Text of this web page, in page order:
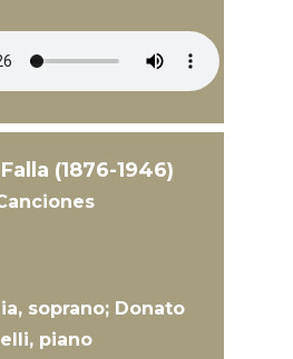
(1876-1946)
soprano; Donato
piano